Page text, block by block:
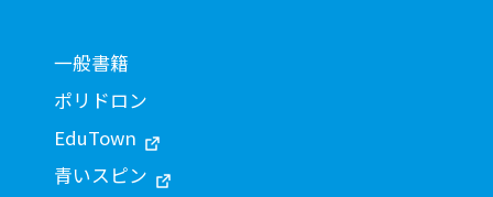
一般書籍
ポリドロン
EduTown
青いスピン